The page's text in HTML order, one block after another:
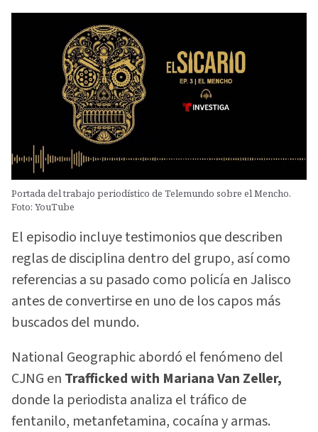
Portada del trabajo periodístico de Telemundo sobre el Mencho.
Foto: YouTube
El episodio incluye testimonios que describen
reglas de disciplina dentro del grupo, así como
referencias a su pasado como policía en Jalisco
antes de convertirse en uno de los capos más
buscados del mundo.
National Geographic abordó el fenómeno del
CJNG en Trafficked with Mariana Van Zeller,
donde la periodista analiza el tráfico de
fentanilo, metanfetamina, cocaína y armas.